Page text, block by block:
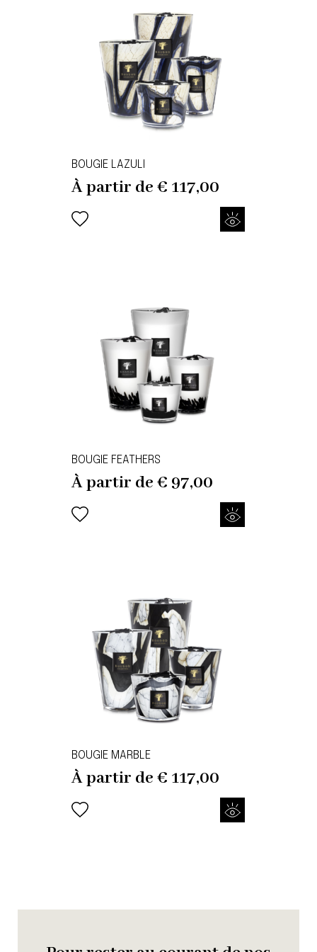
BOUGIE LAZULI
À partir de€ 117,00
BOUGIE FEATHERS
À partir de€ 97,00
BOUGIE MARBLE
À partir de€ 117,00